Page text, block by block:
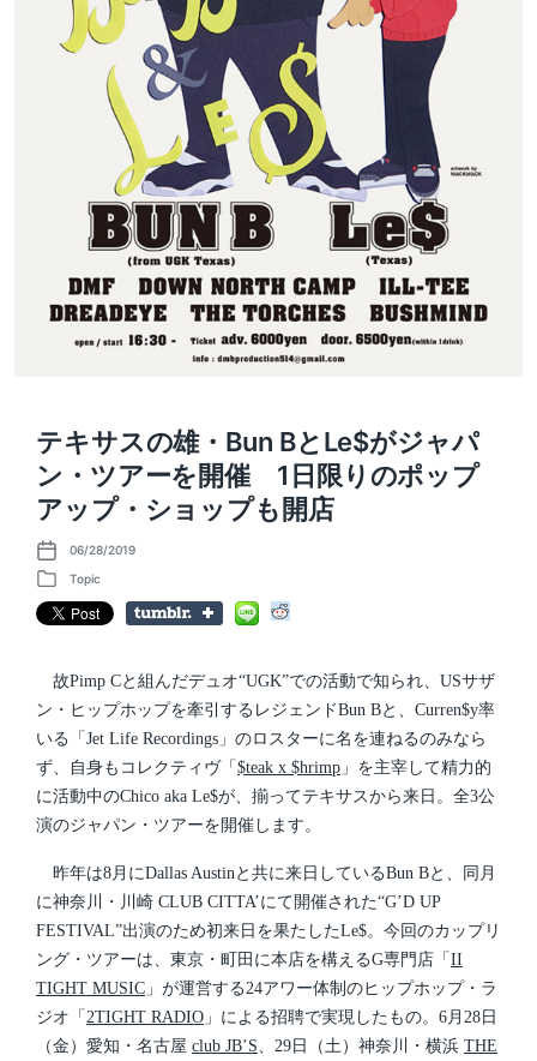
テキサスの雄・Bun BとLe$がジャパ
ン・ツアーを開催 1日限りのポップ
アップ・ショップも開店
P
o
t
d
06/28/2019
P
o
s
n
Topic
故Pimp Cと組んだデュオ“UGK”での活動で知られ、USサザ
ン・ヒップホップを牽引するレジェンドBun Bと、Curren$y率
いる「Jet Life Recordings」のロスターに名を連ねるのみなら
ず、自身もコレクティヴ「 $teak x $hrimp 」を主宰して精力的
に活動中のChico aka Le$が、揃ってテキサスから来日。全3公
演のジャパン・ツアーを開催します。
昨年は8月にDallas Austinと共に来日しているBun Bと、同月
に神奈川・川崎 CLUB CITTA’にて開催された“G’D UP
FESTIVAL”出演のため初来日を果たしたLe$。今回のカップリ
ング・ツアーは、東京・町田に本店を構えるG専門店「 II
TIGHT MUSIC 」が運営する24アワー体制のヒップホップ・ラ
ジオ「 2TIGHT RADIO 」による招聘で実現したもの。6月28日
（金）愛知・名古屋 club JB’S、29日（土）神奈川・横浜 THE